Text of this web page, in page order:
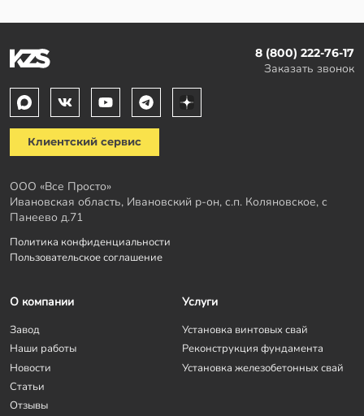
8 (800) 222-76-17
Заказать звонок
Клиентский сервис
ООО «Все Просто»
Ивановская область, Ивановский р-он, с.п. Коляновское, с
Панеево д.71
Политика конфиденциальности
Пользовательское соглашение
О компании
Завод
Наши работы
Новости
Статьи
Отзывы
Услуги
Установка винтовых свай
Реконструкция фундамента
Установка железобетонных свай